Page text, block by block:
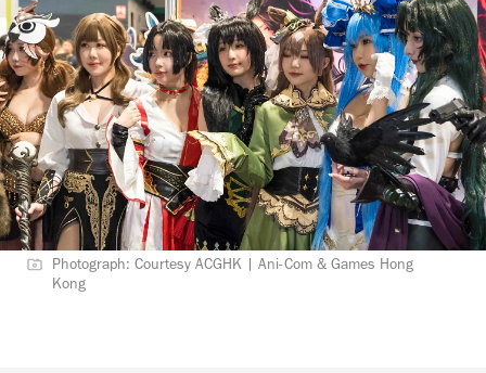
Photograph: Courtesy ACGHK | Ani-Com & Games Hong
Kong